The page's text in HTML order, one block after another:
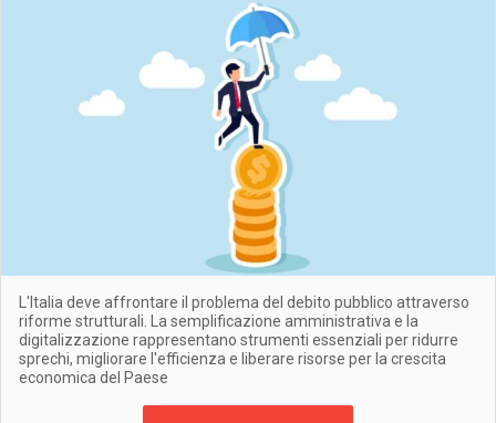
L'Italia deve affrontare il problema del debito pubblico attraverso
riforme strutturali. La semplificazione amministrativa e la
digitalizzazione rappresentano strumenti essenziali per ridurre
sprechi, migliorare l'efficienza e liberare risorse per la crescita
economica del Paese